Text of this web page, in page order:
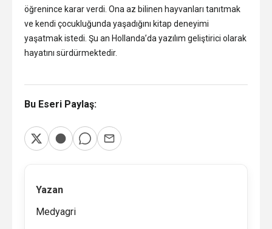
öğrenince karar verdi. Ona az bilinen hayvanları tanıtmak
ve kendi çocukluğunda yaşadığını kitap deneyimi
yaşatmak istedi. Şu an Hollanda’da yazılım geliştirici olarak
hayatını sürdürmektedir.
Bu Eseri Paylaş:
Yazan
Medyagri